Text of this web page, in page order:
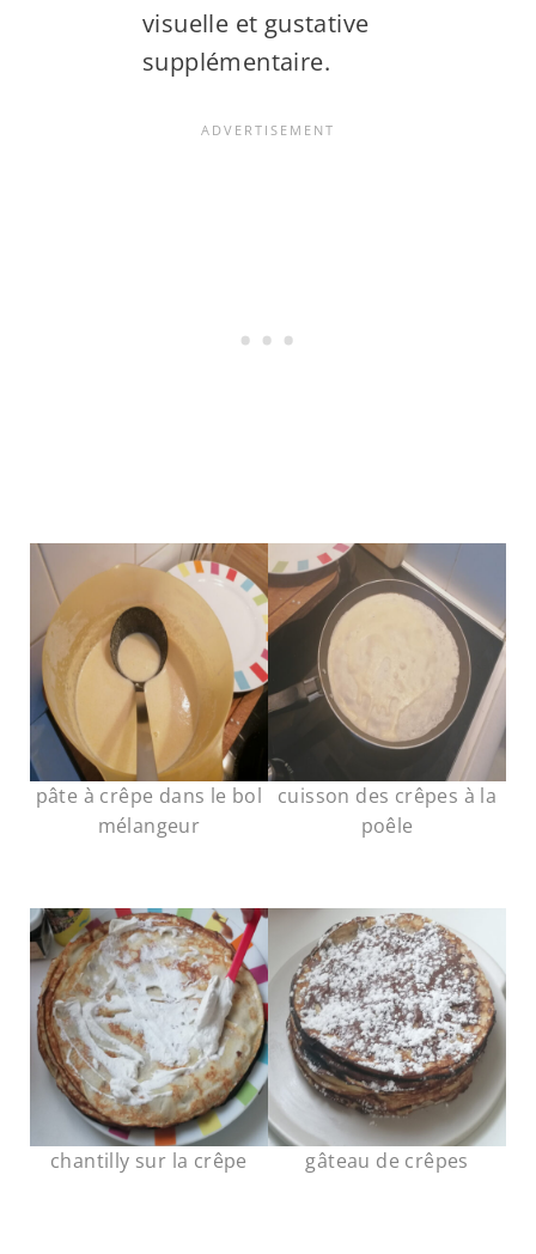
visuelle et gustative
supplémentaire.
pâte à crêpe dans le bol
mélangeur
cuisson des crêpes à la
poêle
chantilly sur la crêpe gâteau de crêpes